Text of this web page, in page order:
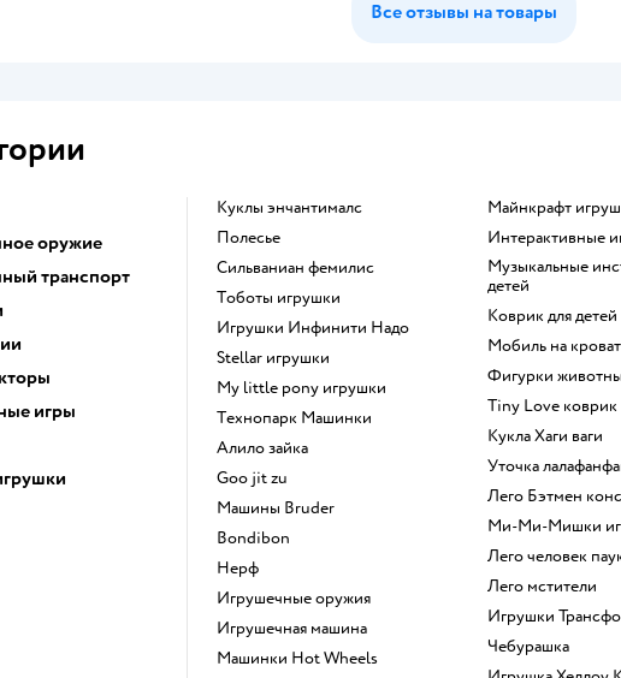
Все отзывы на товары
оружие
транспорт
игры
Куклы энчантималс
Полесье
Сильваниан фемилис
Тоботы игрушки
Игрушки Инфинити Надо
Stellar игрушки
my little pony игрушки
Технопарк Машинки
Алило зайка
Goo jit zu
Машины Bruder
Bondibon
Нерф
Игрушечные оружия
Игрушечная машина
Машинки Hot Wheels
Майнкрафт
Интерактивные
Музыкальные инструменты для
детей
Коврик для детей
Мобиль на
Фигурки
Tiny Love коврик
Кукла Хаги ваги
Уточка
Лего Бэтмен
Ми-Ми-Мишки
Лего человек
Лего мстители
Игрушки
Чебурашка